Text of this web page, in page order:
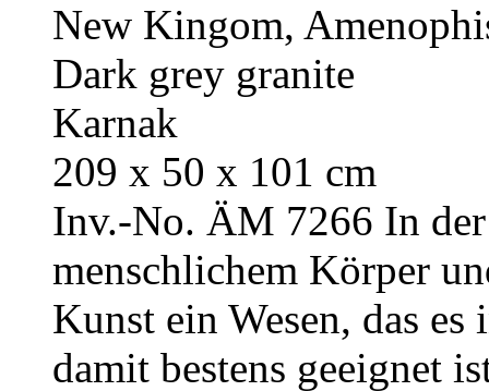
New Kingom,
Dark grey granite
Karnak
209 x 50 x 101 cm
Inv.-No. ÄM 7266 In
menschlichem Körper
Kunst ein Wesen, das
damit bestens geeignet